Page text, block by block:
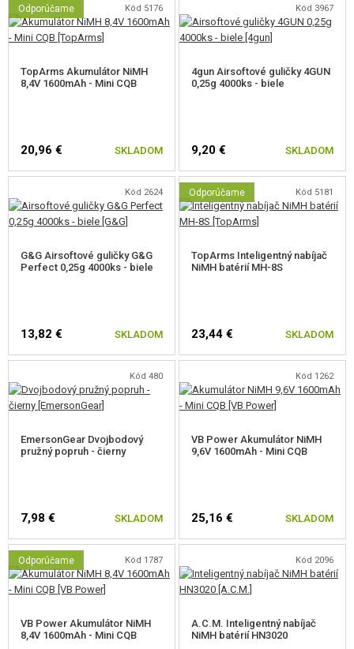
E&C zbrane sú známe pre svoju spoľahlivosť. Poruchovosť je menej ako
1,5% - to je niekoľkonásobne nižšie ako je priemer a Vy tak dostávate za
Odporúčame Kód 5176
TopArms Akumulátor NiMH
8,4V 1600mAh - Mini CQB
20,96 € SKLADOM
Kód 3967
4gun Airsoftové guličky 4GUN
0,25g 4000ks - biele
9,20 € SKLADOM
Kód 2624
G&G Airsoftové guličky G&G
Perfect 0,25g 4000ks - biele
13,82 € SKLADOM
Odporúčame Kód 5181
TopArms Inteligentný nabíjač
NiMH batérií MH-8S
23,44 € SKLADOM
Kód 480
EmersonGear Dvojbodový
pružný popruh - čierny
7,98 € SKLADOM
Kód 1262
VB Power Akumulátor NiMH
9,6V 1600mAh - Mini CQB
25,16 € SKLADOM
Odporúčame Kód 1787
VB Power Akumulátor NiMH
8,4V 1600mAh - Mini CQB
Kód 2096
A.C.M. Inteligentný nabíjač
NiMH batérií HN3020